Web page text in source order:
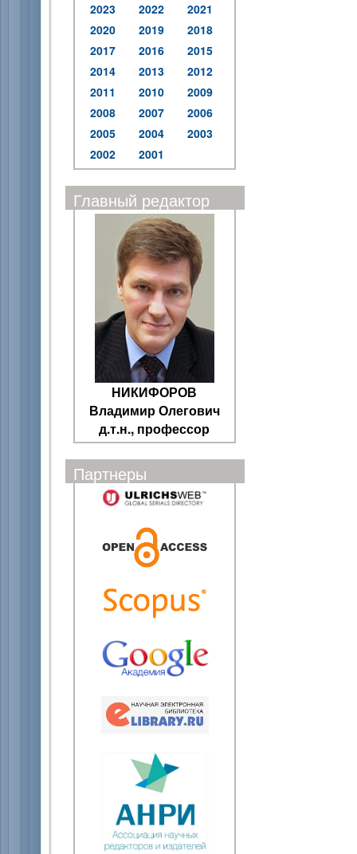
2023
2022
2021
2020
2019
2018
2017
2016
2015
2014
2013
2012
2011
2010
2009
2008
2007
2006
2005
2004
2003
2002
2001
Главный редактор
НИКИФОРОВ
Владимир Олегович
д.т.н., профессор
Партнеры